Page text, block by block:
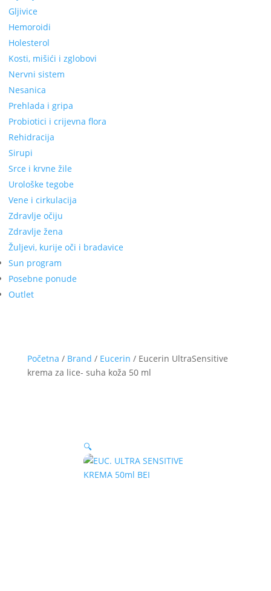
Gljivice
Hemoroidi
Holesterol
Kosti, mišići i zglobovi
Nervni sistem
Nesanica
Prehlada i gripa
Probiotici i crijevna flora
Rehidracija
Sirupi
Srce i krvne žile
Urološke tegobe
Vene i cirkulacija
Zdravlje očiju
Zdravlje žena
Žuljevi, kurije oči i bradavice
Sun program
Posebne ponude
Outlet
Početna / Brand / Eucerin / Eucerin UltraSensitive
krema za lice- suha koža 50 ml
🔍